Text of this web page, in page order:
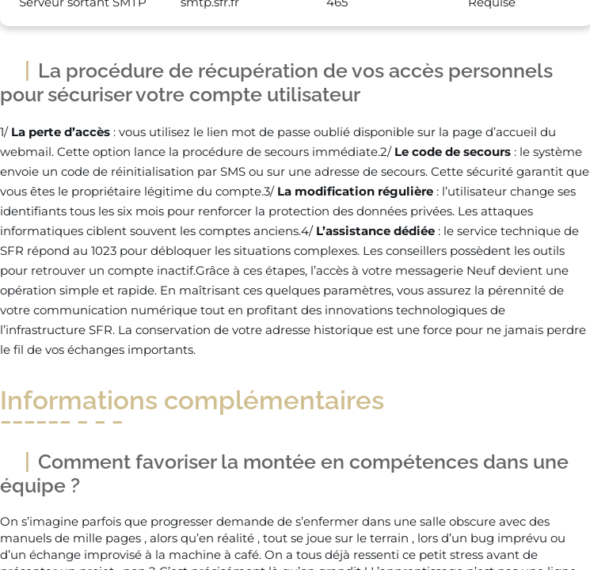
La procédure de récupération de vos accès personnels
pour sécuriser votre compte utilisateur
1/ La perte d’accès : vous utilisez le lien mot de passe oublié disponible sur la page d’accueil du
webmail. Cette option lance la procédure de secours immédiate.2/ Le code de secours : le système
envoie un code de réinitialisation par SMS ou sur une adresse de secours. Cette sécurité garantit que
vous êtes le propriétaire légitime du compte.3/ La modification régulière : l’utilisateur change ses
identifiants tous les six mois pour renforcer la protection des données privées. Les attaques
informatiques ciblent souvent les comptes anciens.4/ L’assistance dédiée : le service technique de
SFR répond au 1023 pour débloquer les situations complexes. Les conseillers possèdent les outils
pour retrouver un compte inactif.Grâce à ces étapes, l’accès à votre messagerie Neuf devient une
opération simple et rapide. En maîtrisant ces quelques paramètres, vous assurez la pérennité de
votre communication numérique tout en profitant des innovations technologiques de
l’infrastructure SFR. La conservation de votre adresse historique est une force pour ne jamais perdre
le fil de vos échanges importants.
Informations complémentaires
Comment favoriser la montée en compétences dans une
équipe ?
On s’imagine parfois que progresser demande de s’enfermer dans une salle obscure avec des
manuels de mille pages , alors qu’en réalité , tout se joue sur le terrain , lors d’un bug imprévu ou
d’un échange improvisé à la machine à café. On a tous déjà ressenti ce petit stress avant de